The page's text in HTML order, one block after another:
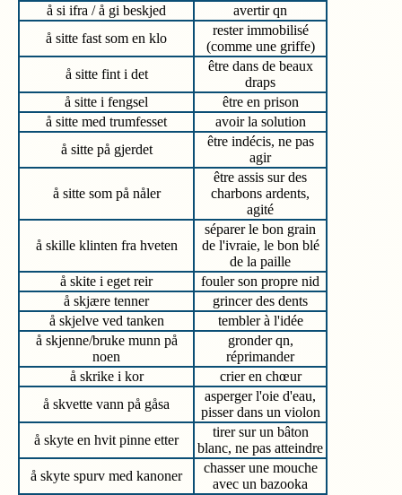
å si ifra / å gi beskjed
avertir qn
å sitte fast som en klo
rester immobilisé
(comme une griffe)
å sitte fint i det
être dans de beaux
draps
å sitte i fengsel
être en prison
å sitte med trumfesset
avoir la solution
å sitte på gjerdet
être indécis, ne pas
agir
å sitte som på nåler
être assis sur des
charbons ardents,
agité
å skille klinten fra hveten
séparer le bon grain
de l'ivraie, le bon blé
de la paille
å skite i eget reir
fouler son propre nid
å skjære tenner
grincer des dents
å skjelve ved tanken
tembler à l'idée
å skjenne/bruke munn på
noen
gronder qn,
réprimander
å skrike i kor
crier en chœur
å skvette vann på gåsa
asperger l'oie d'eau,
pisser dans un violon
å skyte en hvit pinne etter
tirer sur un bâton
blanc, ne pas atteindre
å skyte spurv med kanoner
chasser une mouche
avec un bazooka